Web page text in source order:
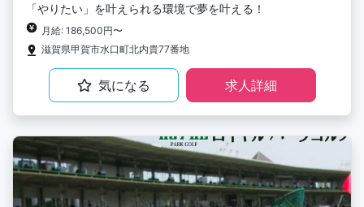
「やりたい」を叶えられる環境で夢を叶える！
月給: 186,500円〜
滋賀県甲賀市水口町北内貴77番地
気になる 求人詳細